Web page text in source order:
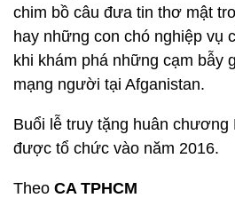
chim bồ câu đưa tin thơ mật
hay những con chó nghiệp vụ
khi khám phá những cạm bẫy
mạng người tại Afganistan.
Buổi lễ truy tặng huân chương
được tổ chức vào năm 2016.
Theo CA TPHCM